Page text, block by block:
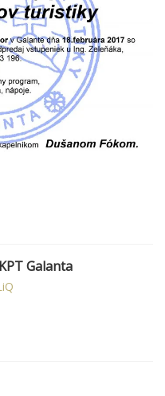
Galanta